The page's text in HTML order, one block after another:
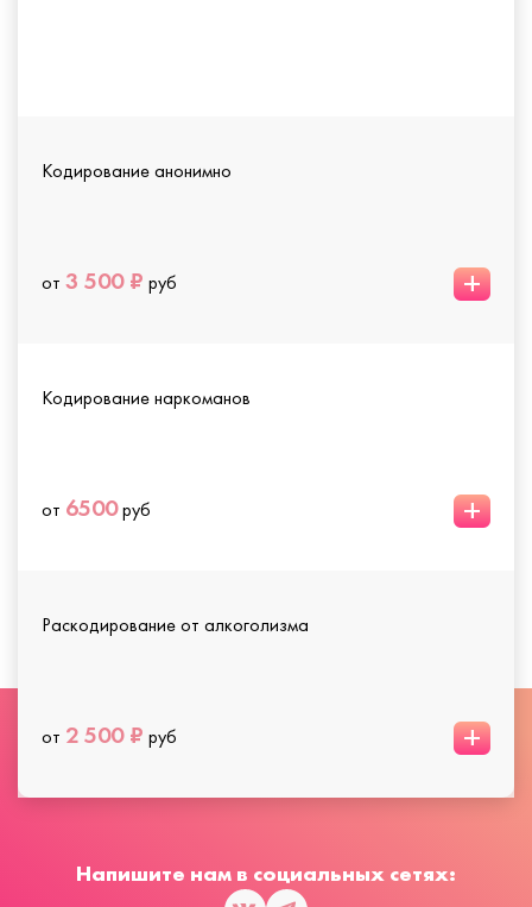
Кодирование анонимно
от 3 500 ₽ руб +
Кодирование наркоманов
от 6500руб +
Раскодирование от алкоголизма
от 2 500 ₽ руб +
Напишите нам в социальных сетях: